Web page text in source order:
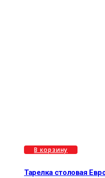
В корзину
Тарелка столовая